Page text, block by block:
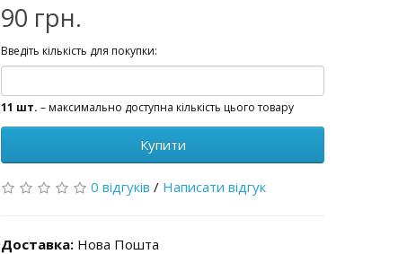
90 грн.
Введіть кількість для покупки:
11 шт. – максимально доступна кількість цього товару
Купити
0 відгуків / Написати відгук
Доставка: Нова Пошта